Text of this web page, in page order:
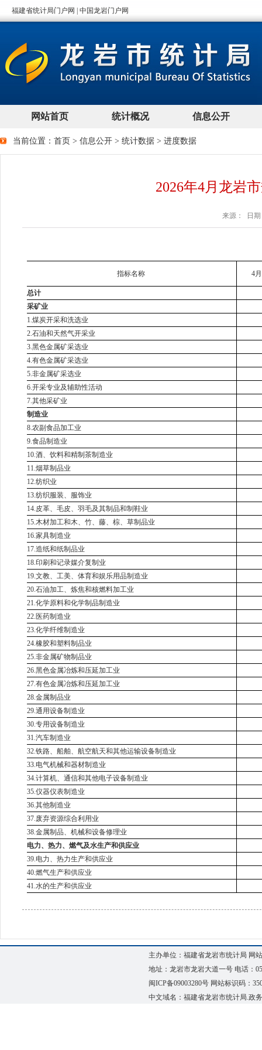
当前位置： 首页 > 信息公开 > 统计数据 > 进度数据
2026年4月龙岩
来源： 日期
指标名称 4
总计
采矿业
1.煤炭开采和洗选业
2.石油和天然气开采业
3.黑色金属矿采选业
4.有色金属矿采选业
5.非金属矿采选业
6.开采专业及辅助性活动
7.其他采矿业
制造业
8.农副食品加工业
9.食品制造业
10.酒、饮料和精制茶制造业
11.烟草制品业
12.纺织业
13.纺织服装、服饰业
14.皮革、毛皮、羽毛及其制品和制鞋业
15.木材加工和木、竹、藤、棕、草制品业
16.家具制造业
17.造纸和纸制品业
18.印刷和记录媒介复制业
19.文教、工美、体育和娱乐用品制造业
20.石油加工、炼焦和核燃料加工业
21.化学原料和化学制品制造业
22.医药制造业
23.化学纤维制造业
24.橡胶和塑料制品业
25.非金属矿物制品业
26.黑色金属冶炼和压延加工业
27.有色金属冶炼和压延加工业
28.金属制品业
29.通用设备制造业
30.专用设备制造业
31.汽车制造业
32.铁路、船舶、航空航天和其他运输设备制造业
33.电气机械和器材制造业
34.计算机、通信和其他电子设备制造业
35.仪器仪表制造业
36.其他制造业
37.废弃资源综合利用业
38.金属制品、机械和设备修理业
电力、热力、燃气及水生产和供应业
39.电力、热力生产和供应业
40.燃气生产和供应业
41.水的生产和供应业